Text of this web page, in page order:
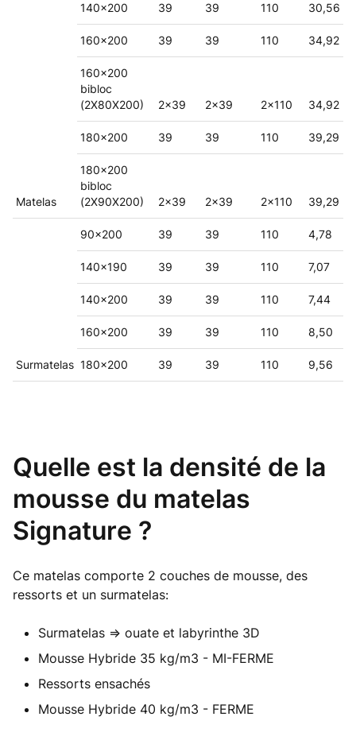
Matelas
140x200 39 39 110 30,56
160x200 39 39 110 34,92
160x200
bibloc
(2X80X200)
2x39 2x39 2x110 34,92
180x200 39 39 110 39,29
180x200
bibloc
(2X90X200)
2x39 2x39 2x110 39,29
Surmatelas
90x200 39 39 110 4,78
140x190 39 39 110 7,07
140x200 39 39 110 7,44
160x200 39 39 110 8,50
180x200 39 39 110 9,56
Quelle est la densité de la
mousse du matelas
Signature ?
Ce matelas comporte 2 couches de mousse, des
ressorts et un surmatelas:
Surmatelas => ouate et labyrinthe 3D
Mousse Hybride 35 kg/m3 - MI-FERME
Ressorts ensachés
Mousse Hybride 40 kg/m3 - FERME